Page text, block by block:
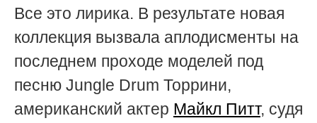
Все это лирика. В результате новая
коллекция вызвала аплодисменты на
последнем проходе моделей под
песню Jungle Drum Торрини,
американский актер Майкл Питт, судя